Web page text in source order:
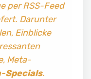
per RSS-Feed
Darunter
Einblicke
Meta-
Specials.